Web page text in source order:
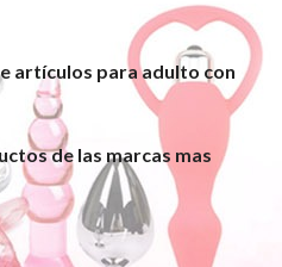
artículos para adulto con
de las marcas mas